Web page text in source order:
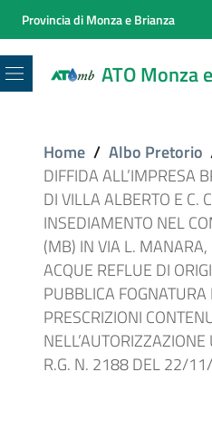
Provincia di Monza e Brianza
ATO Monza
Menu
Home / Albo Pretorio
DIFFIDA ALL’IMPRESA
DI VILLA ALBERTO E C.
INSEDIAMENTO NEL
(MB) IN VIA L. MANARA,
ACQUE REFLUE DI
PUBBLICA
PRESCRIZIONI
R.G. N. 2188 DEL 22/